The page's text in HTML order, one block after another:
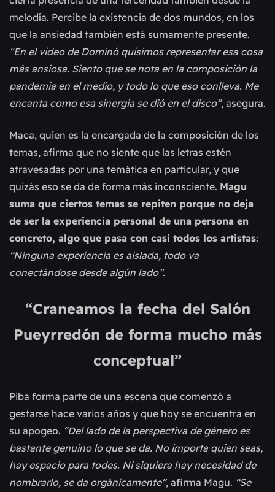
melodía. Percibe la existencia de dos mundos, en los
que la ansiedad también está sumamente presente.
“En el video de Dominó quisimos representar esa cosa
más ansiosa. Siento que se nota en la composición la
pandemia en el medio, y todo lo que eso conlleva. Me
encanta como esa sinergia se dió en el disco”, asegura.
Maca, quien es la encargada de la composición de los
temas, afirma que no siente que las letras estén
atravesadas por una temática en particular, y que
quizás eso se da de forma más inconsciente. Magu
suma que ciertos temas se repiten porque no deja
de ser la experiencia personal de una persona en
concreto, algo que pasa con casi todos los artistas:
“Ninguna experiencia es aislada, todo va
conectándose desde algún lado”.
“Craneamos la fecha del Salón
Pueyrredón de forma mucho más
conceptual”
Piba forma parte de una escena que comenzó a
gestarse hace varios años y que hoy se encuentra en
su apogeo. “Del lado de la perspectiva de género es
bastante genuino lo que se da. No importa quien seas,
hay espacio para todes. Ni siquiera hay necesidad de
nombrarlo, se da orgánicamente”, afirma Magu. “Se